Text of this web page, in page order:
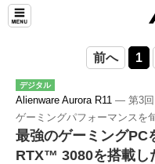
前へ 1
デジタル
Alienware Aurora R11 ― 第3回
ゲーミングパフォーマンスを
最強のゲーミングPC
RTX™ 3080を搭載